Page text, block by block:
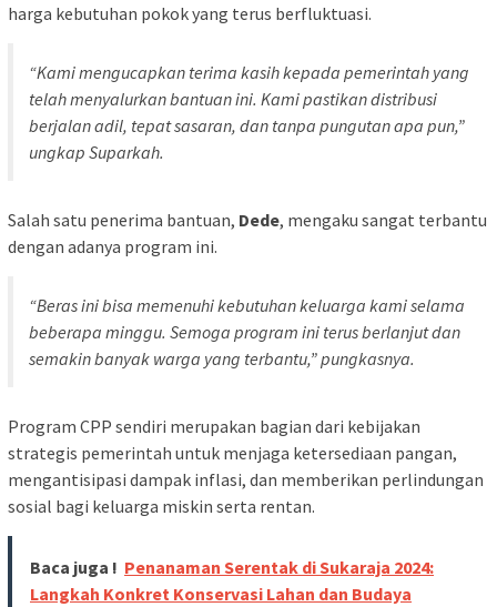
harga kebutuhan pokok yang terus berfluktuasi.
“Kami mengucapkan terima kasih kepada pemerintah yang
telah menyalurkan bantuan ini. Kami pastikan distribusi
berjalan adil, tepat sasaran, dan tanpa pungutan apa pun,”
ungkap Suparkah.
Salah satu penerima bantuan, Dede, mengaku sangat terbantu
dengan adanya program ini.
“Beras ini bisa memenuhi kebutuhan keluarga kami selama
beberapa minggu. Semoga program ini terus berlanjut dan
semakin banyak warga yang terbantu,” pungkasnya.
Program CPP sendiri merupakan bagian dari kebijakan
strategis pemerintah untuk menjaga ketersediaan pangan,
mengantisipasi dampak inflasi, dan memberikan perlindungan
sosial bagi keluarga miskin serta rentan.
Baca juga ! Penanaman Serentak di Sukaraja 2024:
Langkah Konkret Konservasi Lahan dan Budaya